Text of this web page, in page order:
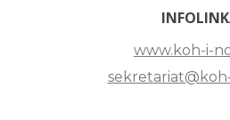
www.koh-i-